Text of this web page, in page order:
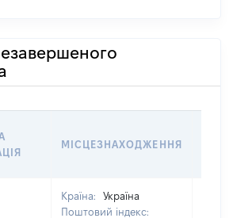
МІСЦЕЗНАХОДЖЕННЯ
Країна:
Україна
Поштовий індекс: